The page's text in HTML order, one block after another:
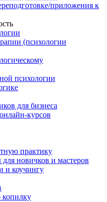
приложения к
(психологии
психологии
для бизнеса
курсов
практику
новичков и мастеров
и коучингу